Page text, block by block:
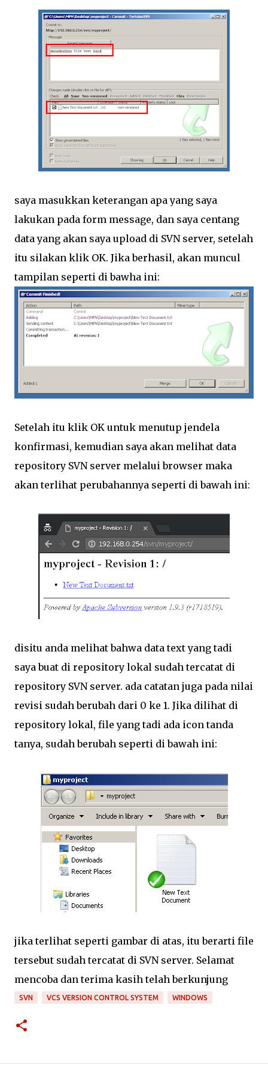
saya masukkan keterangan apa yang saya
lakukan pada form message, dan saya centang
data yang akan saya upload di SVN server, setelah
itu silakan klik OK. Jika berhasil, akan muncul
tampilan seperti di bawha ini:
Setelah itu klik OK untuk menutup jendela
konfirmasi, kemudian saya akan melihat data
repository SVN server melalui browser maka
akan terlihat perubahannya seperti di bawah ini:
disitu anda melihat bahwa data text yang tadi
saya buat di repository lokal sudah tercatat di
repository SVN server. ada catatan juga pada nilai
revisi sudah berubah dari 0 ke 1. Jika dilihat di
repository lokal, file yang tadi ada icon tanda
tanya, sudah berubah seperti di bawah ini:
jika terlihat seperti gambar di atas, itu berarti file
tersebut sudah tercatat di SVN server. Selamat
mencoba dan terima kasih telah berkunjung
SVN VCS VERSION CONTROL SYSTEM WINDOWS